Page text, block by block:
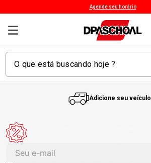
Agende seu horário
Adicione seu veículo
2 º Kit Pneu